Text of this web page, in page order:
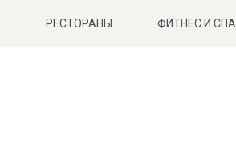
РЕСТОРАНЫ ФИТНЕС И СПА